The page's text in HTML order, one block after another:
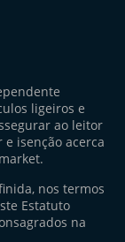
ligeiros e
ao leitor
isenção acerca
nos termos
Estatuto
na